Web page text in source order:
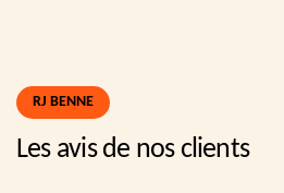
RJ BENNE
Les avis de nos clients